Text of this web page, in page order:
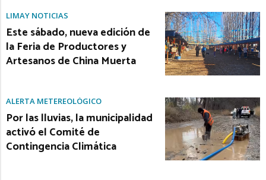
LIMAY NOTICIAS
Este sábado, nueva edición de
la Feria de Productores y
Artesanos de China Muerta
ALERTA METEREOLÓGICO
Por las lluvias, la municipalidad
activó el Comité de
Contingencia Climática